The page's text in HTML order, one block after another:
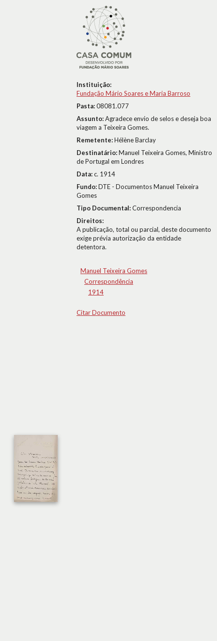
Instituição:
Fundação Mário Soares e Maria Barroso
Pasta:08081.077
Assunto:Agradece envio de selos e deseja boa
viagem a Teixeira Gomes.
Remetente:Hélène Barclay
Destinatário:Manuel Teixeira Gomes, Ministro
de Portugal em Londres
Data:c. 1914
Fundo:DTE - Documentos Manuel Teixeira
Gomes
Tipo Documental:Correspondencia
Direitos:
A publicação, total ou parcial, deste documento
exige prévia autorização da entidade
detentora.
Manuel Teixeira Gomes
Correspondência
1914
Citar Documento